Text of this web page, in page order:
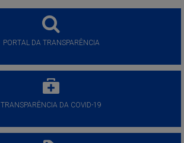
PORTAL DA TRANSPARÊNCIA
TRANSPARÊNCIA DA COVID-19